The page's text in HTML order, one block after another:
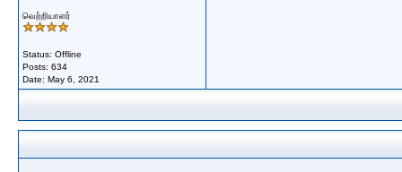
வெற்றியாளர்
Status: Offline
Posts: 634
Date: May 6, 2021